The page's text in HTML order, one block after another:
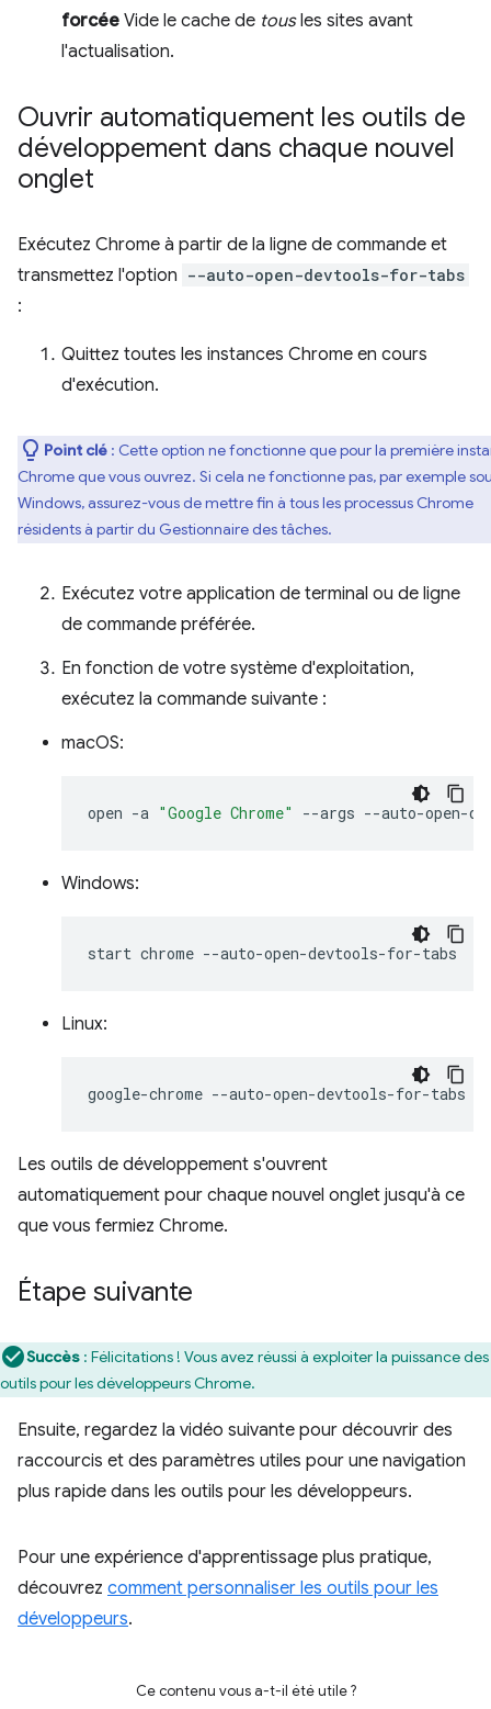
forcée Vide le cache de tousles sites avant
l'actualisation.
Ouvrir automatiquement les outils de
développement dans chaque nouvel
onglet
Exécutez Chrome à partir de la ligne de commande et
transmettez l'option --auto-open-devtools-for-tabs
:
Quittez toutes les instances Chrome en cours
d'exécution.
Point clé : Cette option ne fonctionne que pour la première
Chrome que vous ouvrez. Si cela ne fonctionne pas, par exemple
Windows, assurez-vous de mettre fin à tous les processus Chrome
résidents à partir du Gestionnaire des tâches.
Exécutez votre application de terminal ou de ligne
de commande préférée.
En fonction de votre système d'exploitation,
exécutez la commande suivante :
macOS:
open -a "Google Chrome" --args
Windows:
start chrome
Linux:
google-chrome
Les outils de développement s'ouvrent
automatiquement pour chaque nouvel onglet jusqu'à ce
que vous fermiez Chrome.
Étape suivante
Succès : Félicitations ! Vous avez réussi à exploiter la puissance des
outils pour les développeurs Chrome.
Ensuite, regardez la vidéo suivante pour découvrir des
raccourcis et des paramètres utiles pour une navigation
plus rapide dans les outils pour les développeurs.
Pour une expérience d'apprentissage plus pratique,
découvrez comment personnaliser les outils pour les
développeurs.
Ce contenu vous a-t-il été utile ?